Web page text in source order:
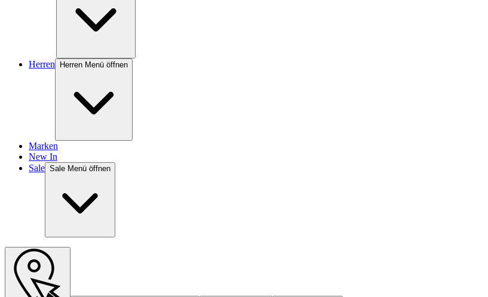
Herren Herren Menü öffnen
Marken
New In
Sale Sale Menü öffnen